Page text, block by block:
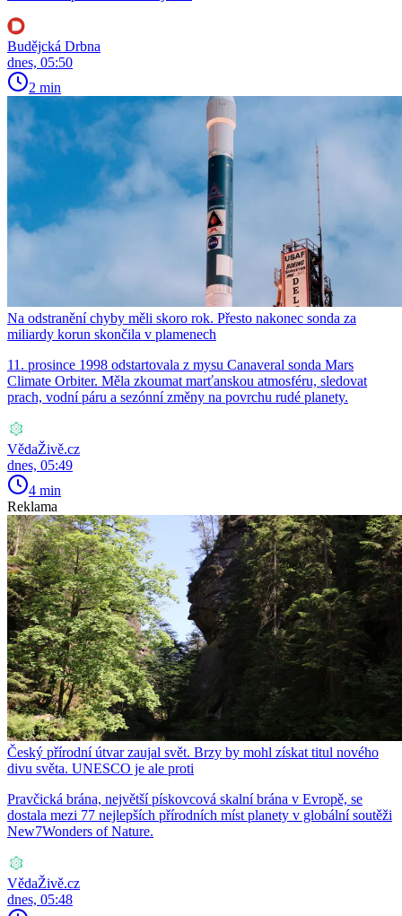
Budějcká Drbna
dnes, 05:50
2 min
Na odstranění chyby měli skoro rok. Přesto nakonec sonda za
miliardy korun skončila v plamenech
11. prosince 1998 odstartovala z mysu Canaveral sonda Mars
Climate Orbiter. Měla zkoumat marťanskou atmosféru, sledovat
prach, vodní páru a sezónní změny na povrchu rudé planety.
VědaŽivě.cz
dnes, 05:49
4 min
Reklama
Český přírodní útvar zaujal svět. Brzy by mohl získat titul nového
divu světa. UNESCO je ale proti
Pravčická brána, největší pískovcová skalní brána v Evropě, se
dostala mezi 77 nejlepších přírodních míst planety v globální soutěži
New7Wonders of Nature.
VědaŽivě.cz
dnes, 05:48